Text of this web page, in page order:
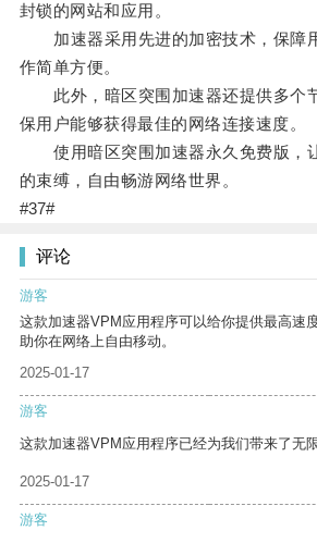
封锁的网站和应用。
加速器采用先进的加密技术，保障
作简单方便。
此外，暗区突围加速器还提供多个
保用户能够获得最佳的网络连接速度。
使用暗区突围加速器永久免费版，
的束缚，自由畅游网络世界。
#37#
评论
游客
这款加速器VPM应用程序可以给你提供最高速
助你在网络上自由移动。
2025-01-17
游客
这款加速器VPM应用程序已经为我们带来了无
2025-01-17
游客